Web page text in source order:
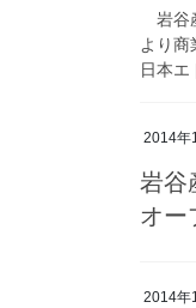
岩谷
より
日本
2014年
岩谷
オー
2014年